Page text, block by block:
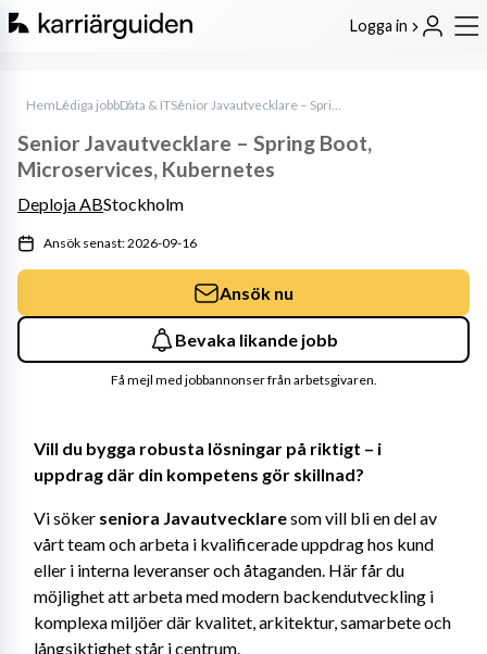
Logga in
HemLediga jobbData & IT Senior Javautvecklare – Spring Boot, Microservices, Kubernetes
Vill du bygga robusta lösningar på riktigt – i
uppdrag där din kompetens gör skillnad?
Vi söker seniora Javautvecklare som vill bli en del av
vårt team och arbeta i kvalificerade uppdrag hos kund
eller i interna leveranser och åtaganden. Här får du
möjlighet att arbeta med modern backendutveckling i
komplexa miljöer där kvalitet, arkitektur, samarbete och
långsiktighet står i centrum.
Senior Javautvecklare – Spring Boot,
Microservices, Kubernetes
Deploja ABStockholm
Ansök senast: 2026-09-16
Ansök nu
Bevaka likande jobb
Få mejl med jobbannonser från arbetsgivaren.